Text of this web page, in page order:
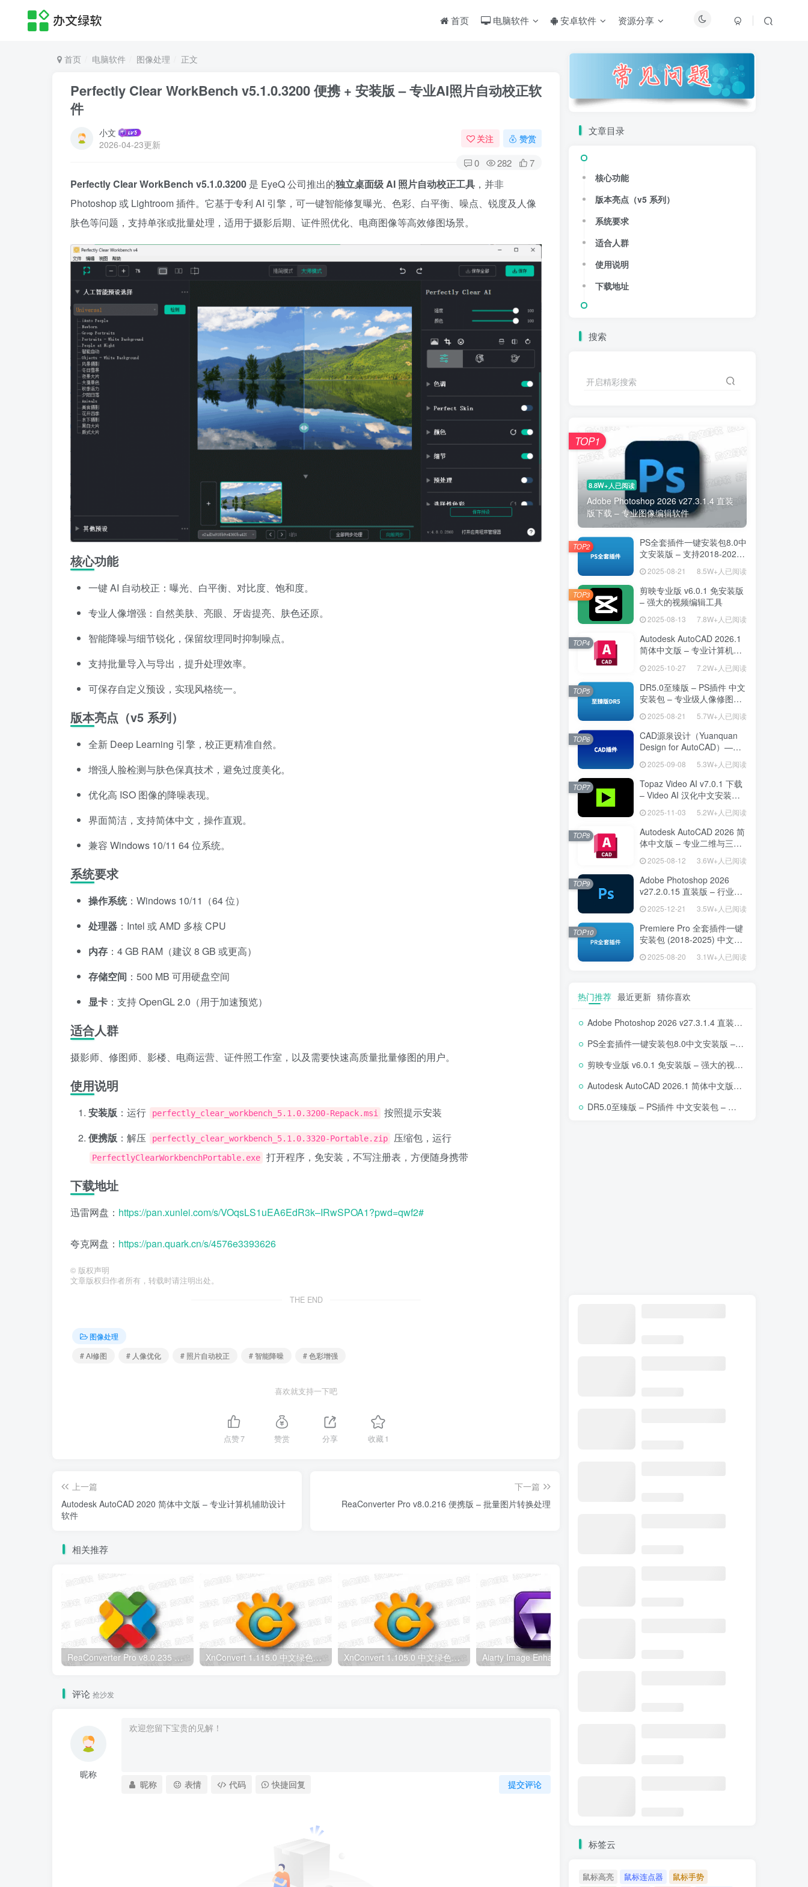
首页 电脑软件 安卓软件 资源分享
首页 电脑软件 图像处理 正文
Perfectly Clear WorkBench v5.1.0.3200 便携 + 安装版 – 专业AI照片自动校正软
件
小文
2026-04-23更新
关注 赞赏
0 282 7
Perfectly Clear WorkBench v5.1.0.3200 是 EyeQ 公司推出的独立桌面级 AI 照片自动校正工具 ，并非
Photoshop 或 Lightroom 插件。它基于专利 AI 引擎，可一键智能修复曝光、色彩、白平衡、噪点、锐度及人像
肤色等问题，支持单张或批量处理，适用于摄影后期、证件照优化、电商图像等高效修图场景。
核心功能
一键 AI 自动校正：曝光、白平衡、对比度、饱和度。
专业人像增强：自然美肤、亮眼、牙齿提亮、肤色还原。
智能降噪与细节锐化，保留纹理同时抑制噪点。
支持批量导入与导出，提升处理效率。
可保存自定义预设，实现风格统一。
版本亮点（v5 系列）
全新 Deep Learning 引擎，校正更精准自然。
增强人脸检测与肤色保真技术，避免过度美化。
优化高 ISO 图像的降噪表现。
界面简洁，支持简体中文，操作直观。
兼容 Windows 10/11 64 位系统。
系统要求
操作系统：Windows 10/11（64 位）
处理器 ：Intel 或 AMD 多核 CPU
内存 ：4 GB RAM（建议 8 GB 或更高）
存储空间 ：500 MB 可用硬盘空间
显卡 ：支持 OpenGL 2.0（用于加速预览）
适合人群
摄影师、修图师、影楼、电商运营、证件照工作室，以及需要快速高质量批量修图的用户。
使用说明
安装版 ：运行 perfectly_clear_workbench_5.1.0.3200-Repack.msi
按照提示安装
便携版 ：解压 perfectly_clear_workbench_5.1.0.3320-Portable.zip 压缩包，运行
PerfectlyClearWorkbenchPortable.exe 打开程序，免安装，不写注册表，方便随身携带
下载地址
迅雷网盘： https://pan.xunlei.com/s/VOqsLS1uEA6EdR3k–IRwSPOA1?pwd=qwf2#
夸克网盘： https://pan.quark.cn/s/4576e3393626
© 版权声明
文章版权归作者所有，转载时请注明出处。
THE END
图像处理
# AI修图
# 人像优化 # 照片自动校正 # 智能降噪 # 色彩增强
喜欢就支持一下吧
点赞7 赞赏 分享 收藏1
上一篇
Autodesk AutoCAD 2020 简体中文版 – 专业计算机辅助设计
软件
下一篇
ReaConverter Pro v8.0.216 便携版 – 批量图片转换处理
相关推荐
ReaConverter Pro v8.0.235 便携版 – 批量图片转换处理工具 XnConvert 1.115.0 中文绿色版 – 图像批量处理软件 XnConvert 1.105.0 中文绿色版 – 图像转换编辑工具
评论 抢沙发
昵称
提交评论
昵称 表情 代码 快捷回复
文章目录
核心功能
版本亮点（v5 系列）
系统要求
适合人群
使用说明
下载地址
搜索
开启精彩搜索
8.8W+人已阅读
Adobe Photoshop 2026 v27.3.1.4 直装
版下载 – 专业图像编辑软件
TOP1
PS全套插件一键安装包8.0中
文安装版 – 支持2018-2025
– 提升设计效率
2025-08-21 8.5W+人已阅读
TOP2
剪映专业版 v6.0.1 免安装版
– 强大的视频编辑工具
2025-08-13 7.8W+人已阅读
TOP3
Autodesk AutoCAD 2026.1
简体中文版 – 专业计算机辅
2025-10-27 7.2W+人已阅读
TOP4
DR5.0至臻版 – PS插件 中文
安装包 – 专业级人像修图工
2025-08-21 5.7W+人已阅读
TOP5
CAD源泉设计（Yuanquan
Design for AutoCAD）——
高效绘图利器
2025-09-08 5.3W+人已阅读
TOP6
Topaz Video AI v7.0.1 下载
– Video AI 汉化中文安装版
2025-11-03 5.2W+人已阅读
TOP7
Autodesk AutoCAD 2026 简
体中文版 – 专业二维与三维
2025-08-12 3.6W+人已阅读
TOP8
Adobe Photoshop 2026
v27.2.0.15 直装版 – 行业标
2025-12-21 3.5W+人已阅读
TOP9
Premiere Pro 全套插件一键
安装包 (2018-2025) 中文安
率的专业工具
2025-08-20 3.1W+人已阅读
TOP10
热门推荐 最近更新 猜你喜欢
Adobe Photoshop 2026 v27.3.1.4 直装版下载 – 专业图像编辑软件
PS全套插件一键安装包8.0中文安装版 – 支持2018-2025 – 提升设计效率
剪映专业版 v6.0.1 免安装版 – 强大的视频编辑工具
Autodesk AutoCAD 2026.1 简体中文版 – 专业计算机辅助设计软件
DR5.0至臻版 – PS插件 中文安装包 – 专业级人像修图工具
标签云
鼠标高亮 鼠标连点器 鼠标手势